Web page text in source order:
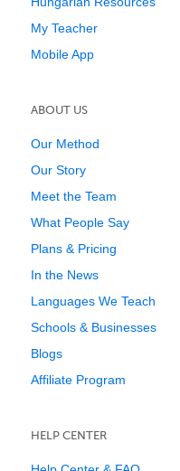
My Teacher
Mobile App
ABOUT US
Our Method
Our Story
Meet the Team
What People Say
Plans & Pricing
In the News
Languages We Teach
Schools & Businesses
Blogs
Affiliate Program
HELP CENTER